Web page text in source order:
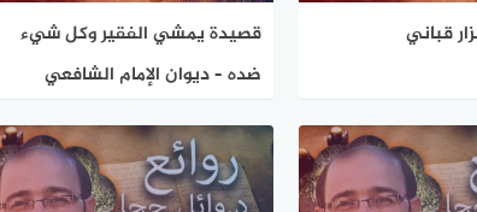
قباني
قصيدة يمشي الفقير وكل شيء
ضده – ديوان الإمام الشافعي